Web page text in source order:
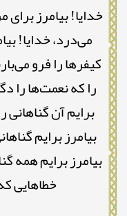
خدایا! بیامرز
می‌درد، خدایا!
کیفرها را فرو
را که نعمت‌ها را
برایم آن گناهانی
بیامرز برایم
بیامرز برایم همه
خطاهایی